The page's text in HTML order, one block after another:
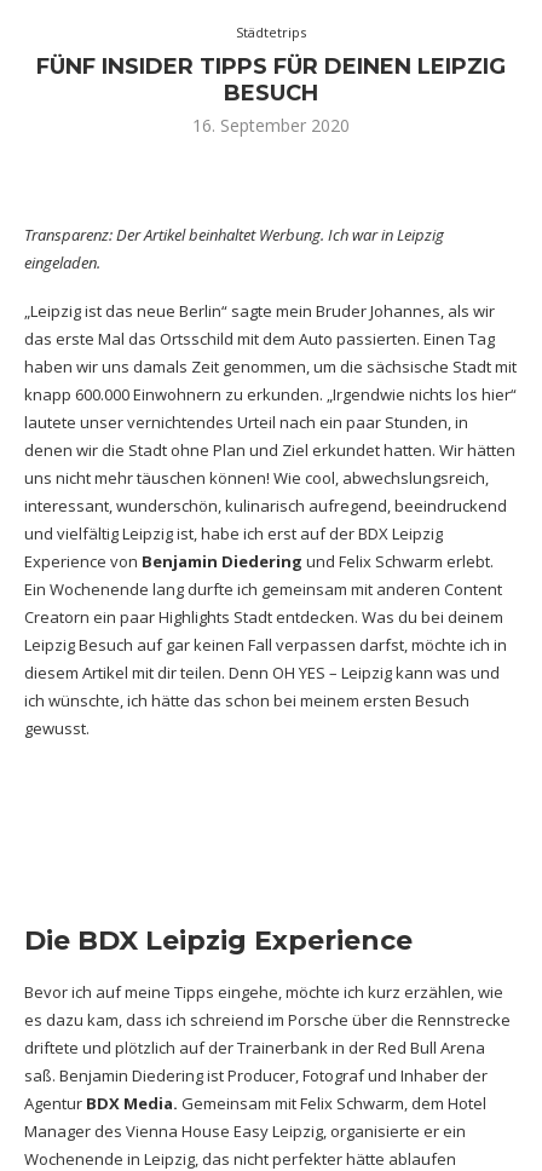
Städtetrips
FÜNF INSIDER TIPPS FÜR DEINEN LEIPZIG
BESUCH
16. September 2020
Transparenz: Der Artikel beinhaltet Werbung. Ich war in Leipzig
eingeladen.
„Leipzig ist das neue Berlin“ sagte mein Bruder Johannes, als wir
das erste Mal das Ortsschild mit dem Auto passierten. Einen Tag
haben wir uns damals Zeit genommen, um die sächsische Stadt mit
knapp 600.000 Einwohnern zu erkunden. „Irgendwie nichts los hier“
lautete unser vernichtendes Urteil nach ein paar Stunden, in
denen wir die Stadt ohne Plan und Ziel erkundet hatten. Wir hätten
uns nicht mehr täuschen können! Wie cool, abwechslungsreich,
interessant, wunderschön, kulinarisch aufregend, beeindruckend
und vielfältig Leipzig ist, habe ich erst auf der BDX Leipzig
Experience von Benjamin Diedering und Felix Schwarm erlebt.
Ein Wochenende lang durfte ich gemeinsam mit anderen Content
Creatorn ein paar Highlights Stadt entdecken. Was du bei deinem
Leipzig Besuch auf gar keinen Fall verpassen darfst, möchte ich in
diesem Artikel mit dir teilen. Denn OH YES – Leipzig kann was und
ich wünschte, ich hätte das schon bei meinem ersten Besuch
gewusst.
Die BDX Leipzig Experience
Bevor ich auf meine Tipps eingehe, möchte ich kurz erzählen, wie
es dazu kam, dass ich schreiend im Porsche über die Rennstrecke
driftete und plötzlich auf der Trainerbank in der Red Bull Arena
saß. Benjamin Diedering ist Producer, Fotograf und Inhaber der
Agentur BDX Media. Gemeinsam mit Felix Schwarm, dem Hotel
Manager des Vienna House Easy Leipzig, organisierte er ein
Wochenende in Leipzig, das nicht perfekter hätte ablaufen